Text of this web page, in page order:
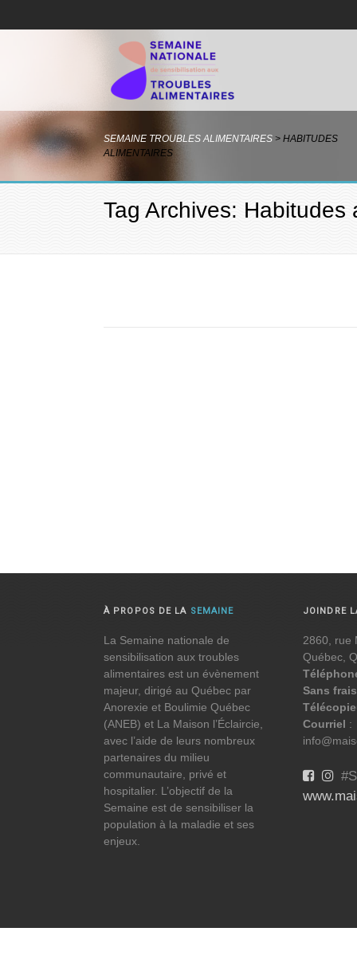
SEMAINE TROUBLES ALIMENTAIRES > HABITUDES
ALIMENTAIRES
Tag Archives: Habitudes
À PROPOS DE LA SEMAINE
La Semaine nationale de
sensibilisation aux troubles
alimentaires est un évènement
majeur, dirigé au Québec par
Anorexie et Boulimie Québec
(ANEB) et La Maison l’Éclaircie,
avec l’aide de leurs nombreux
partenaires du milieu
communautaire, privé et
hospitalier. L’objectif de la
Semaine est de sensibiliser la
population à la maladie et ses
enjeux.
JOINDRE
2860, rue
Québec,
Sans frais
Courriel :